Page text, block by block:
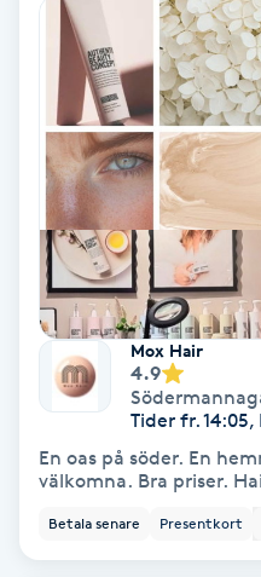
Färgning
Föning
Gel naglar
Gelenaglar
Gellack
Gellack med förstärkning
Gravidmassage
Gravidyoga
Mox Hair
4.9
Tider fr. 14:05,
En oas på söder. En
välkomna. Bra priser.
Betala senare Presentkort